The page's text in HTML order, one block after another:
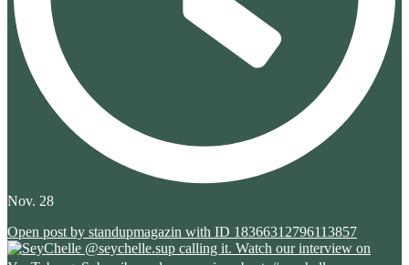
Nov. 28
Open post by standupmagazin with ID 18366312796113857